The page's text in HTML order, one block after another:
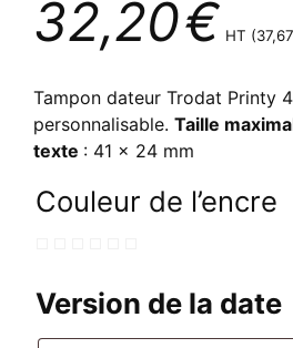
32,20€ HT (
Tampon dateur Trodat Printy
personnalisable.Taille
texte : 41 x 24 mm
Couleur de l’encre
Version de la date